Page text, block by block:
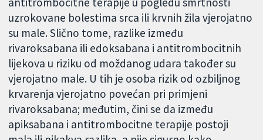
uzrokovane bolestima srca ili krvnih žila vjerojatno
su male. Slično tome, razlike između
rivaroksabana ili edoksabana i antitrombocitnih
lijekova u riziku od moždanog udara također su
vjerojatno male. U tih je osoba rizik od ozbiljnog
krvarenja vjerojatno povećan pri primjeni
rivaroksabana; međutim, čini se da između
apiksabana i antitrombocitne terapije postoji